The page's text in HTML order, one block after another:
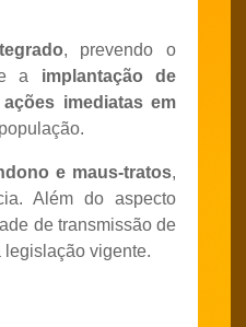
, prevendo o
a implantação de
ações imediatas em
e maus-tratos,
Além do aspecto
de transmissão de
legislação vigente.